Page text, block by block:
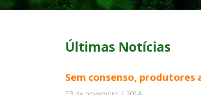
Últimas Notícias
Sem consenso,